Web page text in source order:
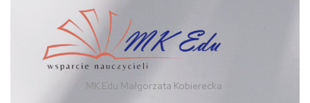
MK Edu Małgorzata Kobierecka